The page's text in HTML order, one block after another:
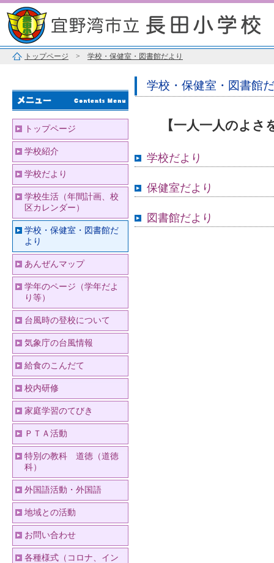
トップページ > 学校・保健室・図書館だより
学校・保健室・図書館
【一人一人のよ
学校だより
保健室だより
図書館だより
トップページ
学校紹介
学校だより
学校生活（年間計画、校
区カレンダー）
学校・保健室・図書館だ
より
あんぜんマップ
学年のページ（学年だよ
り等）
台風時の登校について
気象庁の台風情報
給食のこんだて
校内研修
家庭学習のてびき
ＰＴＡ活動
特別の教科 道徳（道徳
科）
外国語活動・外国語
地域との活動
お問い合わせ
各種様式（コロナ、イン